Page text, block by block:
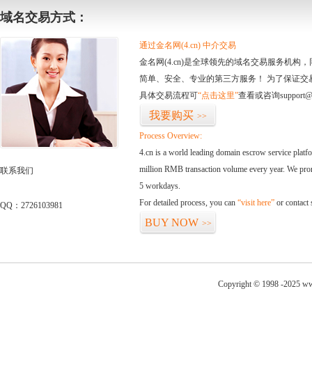
域名交易方式：
联系我们
QQ：2726103981
通过金名网(4.cn) 中介交易
金名网(4.cn)是全球领先的域名交易服务机构
简单、安全、专业的第三方服务！ 为了保证
具体交易流程可“点击这里”查看或咨询
我要购买 >>
Process Overview:
4.cn is a world leading domain escrow service
million RMB transaction volume every year. We
5 workdays.
For detailed process, you can “visit here” or contact
BUY NOW >>
Copyright © 1998 -2025